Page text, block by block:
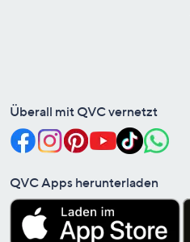
Überall mit QVC vernetzt
QVC Apps herunterladen